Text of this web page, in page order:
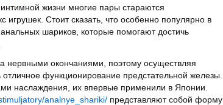
жизни многие пары стараются
Стоит сказать, что особенно популярно в
шариков, которые помогают достичь
нервными окончаниями, поэтому осуществляя
функционирование предстательной железы.
наслаждения, их впервые применили в Японии.
analnye_shariki/ представляют собой форму